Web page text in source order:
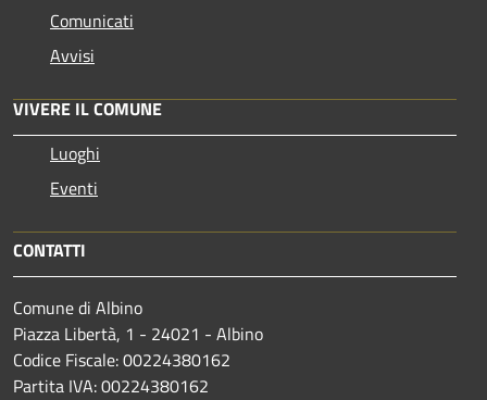
Comunicati
Avvisi
VIVERE IL COMUNE
Luoghi
Eventi
CONTATTI
Comune di Albino
Piazza Libertà, 1 - 24021 - Albino
Codice Fiscale: 00224380162
Partita IVA: 00224380162